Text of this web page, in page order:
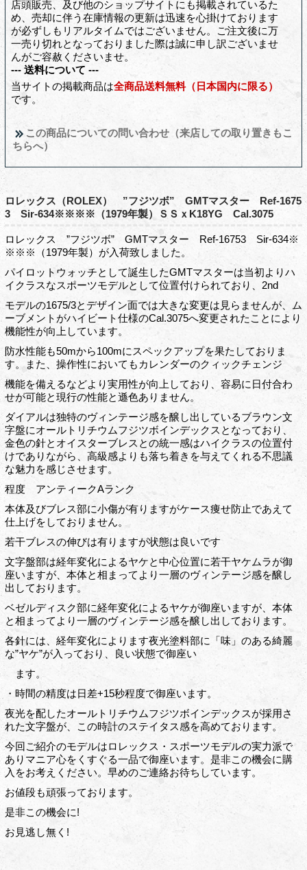
店頭販売、及び他のショップサイトにも掲載されているた
め、売却に伴う在庫情報の更新は迅速を心掛けております
が必ずしもリアルタイムではございません。ご注文後に万
一売り切れとなっておりました際は誠に申し訳ございませ
んがご容赦くださいませ。
--- 送料について ---
当サイトの掲載商品は全商品送料無料（日本国内に限る）
です。
この商品についての問い合わせ（来店しての取り置きもこ
ちらへ）
ロレックス（ROLEX） ”フジツボ” GMTマスター Ref-1675
3 Sir-634※※※※（1979年製）ＳＳｘK18YG Cal.3075
ロレックス ”フジツボ” GMTマスター Ref-16753 Sir-634※
※※※（1979年製）が入荷致しました。
パイロットウォッチとして誕生したGMTマスターは当初よりハ
イクラスなスポーツモデルとして位置付けられており、2nd
モデルの1675/3とデザイン面では大きな変更は見らませんが、ム
ーブメントがハイビート仕様のCal.3075へ変更されたことにより
機能性が向上しています。
防水性能も50mから100mにスペックアップを果たしておりま
す。また、操作性においてもカレンダーのクィックチェンジ
機能を備えるなどより実用性が向上しており、容易に日付合わ
せが可能と現行の性能と遜色ありません。
ダイアルは独特のヴィンテージ感を醸し出しているブラウン文
字盤にオールトリチウムフジツボインデックスとなっており、
金色の針とオイスターブレスとの統一感はハイクラスの位置付
けでありながら、高級感よりも落ち着きを与えてくれる不思議
な魅力を感じさせます。
程度 アンティークAランク
本体及びブレス部に小傷が有りますがケース痩せ防止であえて
仕上げをしておりません。
若干ブレスの伸びは有りますが状態は良いです
文字盤部は経年変化によるヤケと中心位置に若干ヤケムラが御
座いますが、本体と相まってより一層のヴィンテージ感を醸し
出しております。
ベゼルディスク部に経年変化によるヤケが御座いますが、本体
と相まってより一層のヴィンテージ感を醸し出しております。
各針には、経年変化によります夜光塗料部に「味」のある綺麗
な”ヤケ”が入っており、良い状態で御座い
ます。
・時間の精度は日差+15秒程度で御座います。
夜光を配したオールトリチウムフジツボインデックスが採用さ
れた文字盤が、この時計のステイタス感を高めております。
今回ご紹介のモデルはロレックス・スポーツモデルの実力派で
ありマニア心をくすぐる一品で御座います。是非この機会に購
入をお考えください。早めのご連絡お待ちしています。
お値段も頑張っております。
是非この機会に!
お見逃し無く!